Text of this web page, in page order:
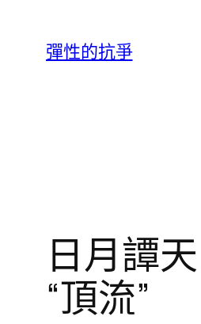
彈性的抗爭
日月譚
“頂流”